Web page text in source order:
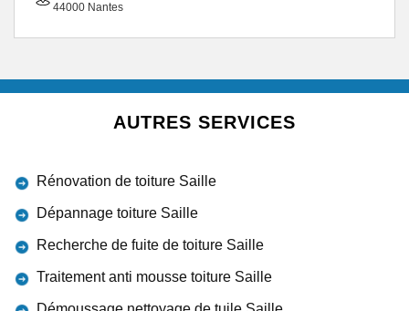
44000 Nantes
AUTRES SERVICES
Rénovation de toiture Saille
Dépannage toiture Saille
Recherche de fuite de toiture Saille
Traitement anti mousse toiture Saille